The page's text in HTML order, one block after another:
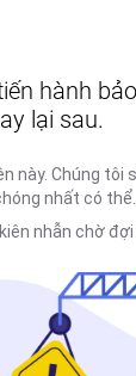
hành
lại sau.
này. Chúng tôi
nhất có thể.
nhẫn chờ